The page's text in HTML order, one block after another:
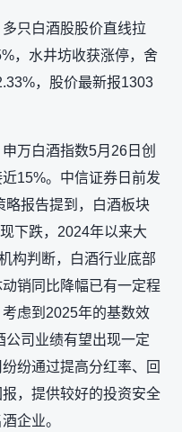
只白酒股股价直线拉
，水井坊收获涨停，舍
，股价最新报1303
万白酒指数5月26日创
15%。中信证券日前发
略报告提到，白酒板块
下跌，2024年以来大
构判断，白酒行业底部
销同比降幅已有一定程
虑到2025年的基数效
公司业绩有望出现一定
纷通过提高分红率、回
，提供较好的投资安全
企业。